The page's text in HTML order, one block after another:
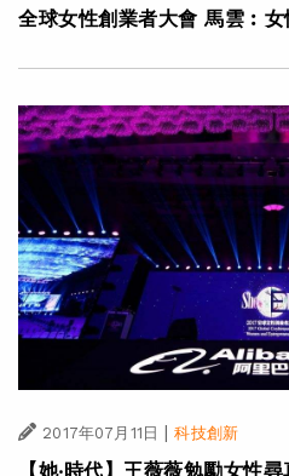
全球女性創業者大會 馬雲︰
2017年07月11日 | 科技創新
【她‧時代】王薇薇勉勵女性